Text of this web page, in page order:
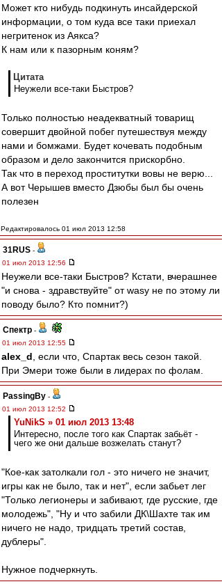
Может кто нибудь подкинуть инсайдерской
информации, о том куда все таки приехал
негритенок из Аякса?
К нам или к пазорным коням?
Цитата
Неужели все-таки Быстров?
Только полностью неадекватный товарищ
совершит двойной побег путешествуя между
нами и бомжами. Будет кочевать подобным
образом и дело закончится прискорбно.
Так что в переход проститутки вовы не верю...
А вот Черышев вместо Дзюбы был бы очень
полезен
Редактировалось 01 июл 2013 12:58
31RUS -
01 июл 2013 12:56
Неужели все-таки Быстров? Кстати, вчерашнее
"и снова - здравствуйте" от wasy не по этому ли
поводу было? Кто помнит?)
Спектр -
01 июл 2013 12:55
alex_d , если что, Спартак весь сезон такой.
При Эмери тоже были в лидерах по фолам.
PassingBy -
01 июл 2013 12:52
YuNikS » 01 июл 2013 13:48
Интересно, после того как Спартак забьёт -
чего же они дальше возжелать станут?
"Кое-как затолкали гол - это ничего не значит,
игры как не было, так и нет", если забьет лег
"Только легионеры и забивают, где русские, где
молодежь", "Ну и что забили ДК\Шахте так им
ничего не надо, тридцать третий состав,
дублеры".
Нужное подчеркнуть.